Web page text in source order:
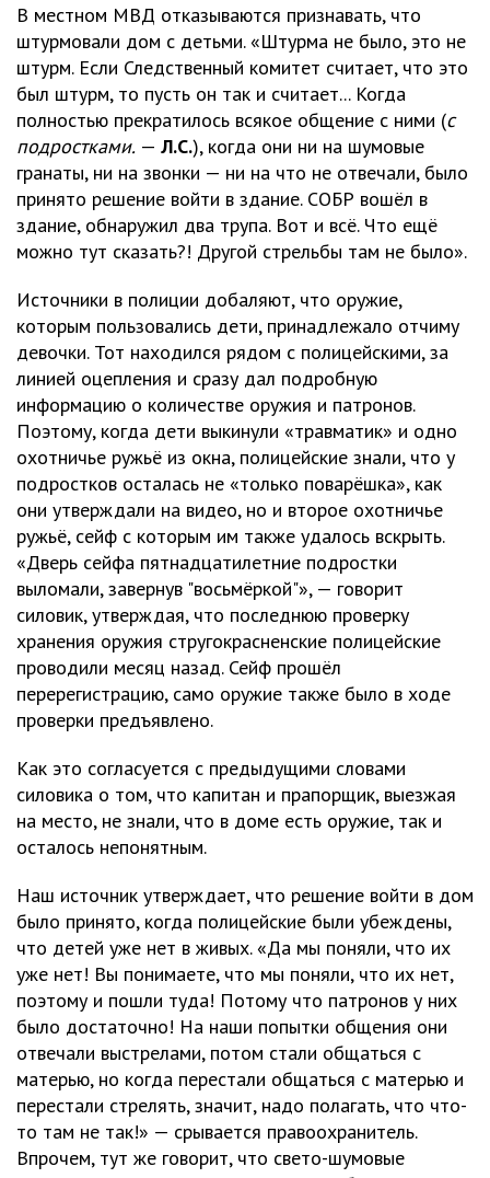
В местном МВД отказываются признавать, что
штурмовали дом с детьми. «Штурма не было, это не
штурм. Если Следственный комитет считает, что это
был штурм, то пусть он так и считает... Когда
полностью прекратилось всякое общение с ними (с
подростками. — Л.С.), когда они ни на шумовые
гранаты, ни на звонки — ни на что не отвечали, было
принято решение войти в здание. СОБР вошёл в
здание, обнаружил два трупа. Вот и всё. Что ещё
можно тут сказать?! Другой стрельбы там не было».
Источники в полиции добаляют, что оружие,
которым пользовались дети, принадлежало отчиму
девочки. Тот находился рядом с полицейскими, за
линией оцепления и сразу дал подробную
информацию о количестве оружия и патронов.
Поэтому, когда дети выкинули «травматик» и одно
охотничье ружьё из окна, полицейские знали, что у
подростков осталась не «только поварёшка», как
они утверждали на видео, но и второе охотничье
ружьё, сейф с которым им также удалось вскрыть.
«Дверь сейфа пятнадцатилетние подростки
выломали, завернув "восьмёркой"», — говорит
силовик, утверждая, что последнюю проверку
хранения оружия стругокрасненские полицейские
проводили месяц назад. Сейф прошёл
перерегистрацию, само оружие также было в ходе
проверки предъявлено.
Как это согласуется с предыдущими словами
силовика о том, что капитан и прапорщик, выезжая
на место, не знали, что в доме есть оружие, так и
осталось непонятным.
Наш источник утверждает, что решение войти в дом
было принято, когда полицейские были убеждены,
что детей уже нет в живых. «Да мы поняли, что их
уже нет! Вы понимаете, что мы поняли, что их нет,
поэтому и пошли туда! Потому что патронов у них
было достаточно! На наши попытки общения они
отвечали выстрелами, потом стали общаться с
матерью, но когда перестали общаться с матерью и
перестали стрелять, значит, надо полагать, что что-
то там не так!» — срывается правоохранитель.
Впрочем, тут же говорит, что свето-шумовые